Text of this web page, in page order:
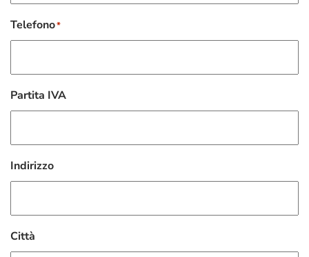
Telefono*
Partita IVA
Indirizzo
Città